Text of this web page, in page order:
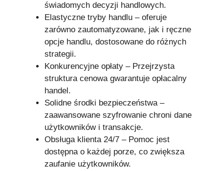
świadomych decyzji handlowych.
Elastyczne tryby handlu – oferuje
zarówno zautomatyzowane, jak i ręczne
opcje handlu, dostosowane do różnych
strategii.
Konkurencyjne opłaty – Przejrzysta
struktura cenowa gwarantuje opłacalny
handel.
Solidne środki bezpieczeństwa –
zaawansowane szyfrowanie chroni dane
użytkowników i transakcje.
Obsługa klienta 24/7 – Pomoc jest
dostępna o każdej porze, co zwiększa
zaufanie użytkowników.